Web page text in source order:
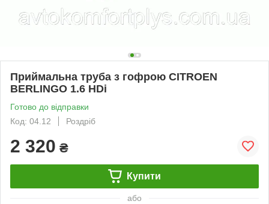
Приймальна труба з гофрою CITROEN
BERLINGO 1.6 HDi
Готово до відправки
Код: 04.12
Роздріб
2 320 ₴
Купити
або